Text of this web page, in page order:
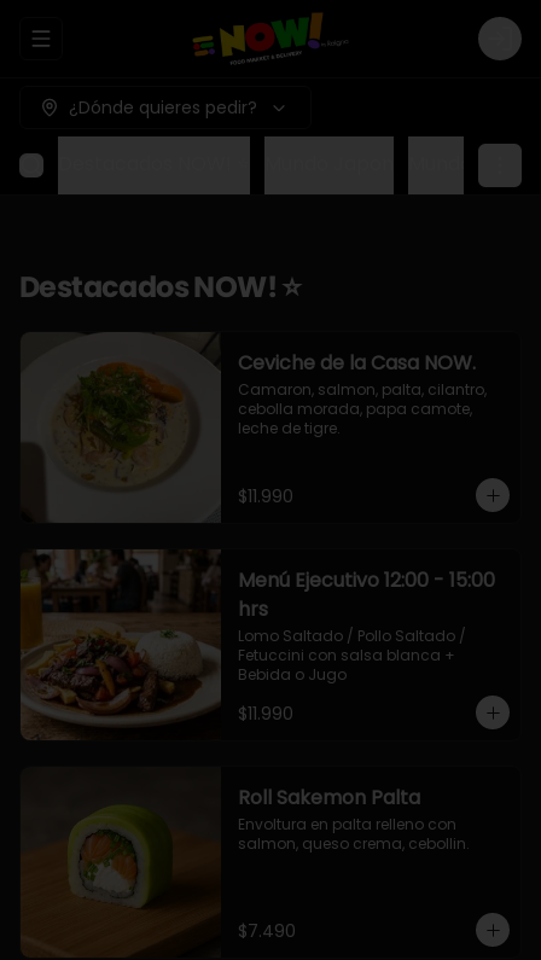
Abrir menu de navegación Login
¿Dónde quieres pedir?
Destacados NOW! ⭐
Ceviche de la Casa NOW.
Camaron, salmon, palta, cilantro,
cebolla morada, papa camote,
leche de tigre.
$11.990
Menú Ejecutivo 12:00 - 15:00
hrs
Lomo Saltado / Pollo Saltado /
Fetuccini con salsa blanca +
Bebida o Jugo
$11.990
Roll Sakemon Palta
Envoltura en palta relleno con
salmon, queso crema, cebollin.
$7.490